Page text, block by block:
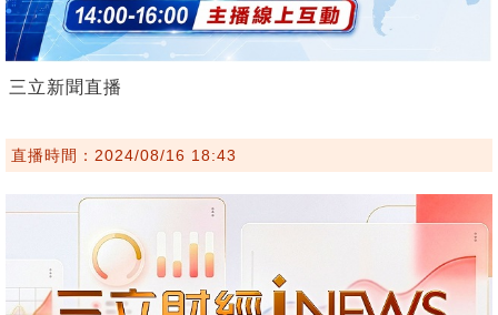
三立新聞直播
直播時間：2024/08/16 18:43